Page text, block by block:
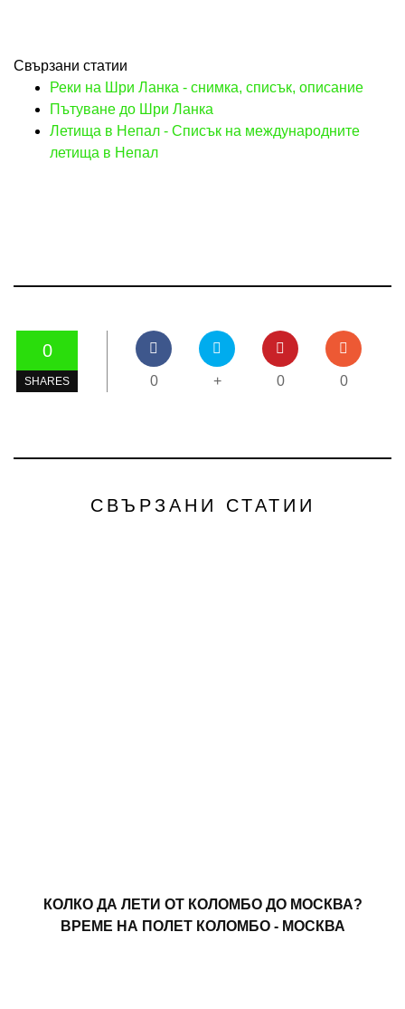
Свързани статии
Реки на Шри Ланка - снимка, списък, описание
Пътуване до Шри Ланка
Летища в Непал - Списък на международните
летища в Непал
0
SHARES 0 + 0 0
СВЪРЗАНИ СТАТИИ
КОЛКО ДА ЛЕТИ ОТ КОЛОМБО ДО МОСКВА?
ВРЕМЕ НА ПОЛЕТ КОЛОМБО - МОСКВА